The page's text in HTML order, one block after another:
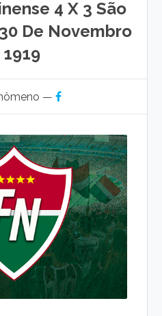
4 X 3 São
De Novembro
1919
—